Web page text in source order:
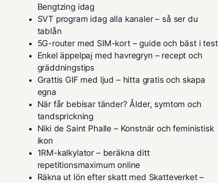
Bengtzing idag
SVT program idag alla kanaler – så ser du
tablån
5G-router med SIM-kort – guide och bäst i test
Enkel äppelpaj med havregryn – recept och
gräddningstips
Grattis GIF med ljud – hitta gratis och skapa
egna
När får bebisar tänder? Ålder, symtom och
tandsprickning
Niki de Saint Phalle – Konstnär och feministisk
ikon
1RM-kalkylator – beräkna ditt
repetitionsmaximum online
Räkna ut lön efter skatt med Skatteverket –